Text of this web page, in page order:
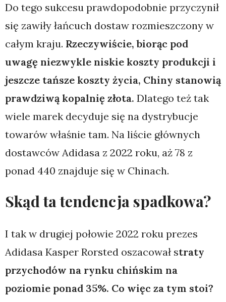
Do tego sukcesu prawdopodobnie przyczynił
się zawiły łańcuch dostaw rozmieszczony w
całym kraju. Rzeczywiście, biorąc pod
uwagę niezwykle niskie koszty produkcji i
jeszcze tańsze koszty życia, Chiny stanowią
prawdziwą kopalnię złota. Dlatego też tak
wiele marek decyduje się na dystrybucje
towarów właśnie tam. Na liście głównych
dostawców Adidasa z 2022 roku, aż 78 z
ponad 440 znajduje się w Chinach.
Skąd ta tendencja spadkowa?
I tak w drugiej połowie 2022 roku prezes
Adidasa Kasper Rorsted oszacował straty
przychodów na rynku chińskim na
poziomie ponad 35%. Co więc za tym stoi?